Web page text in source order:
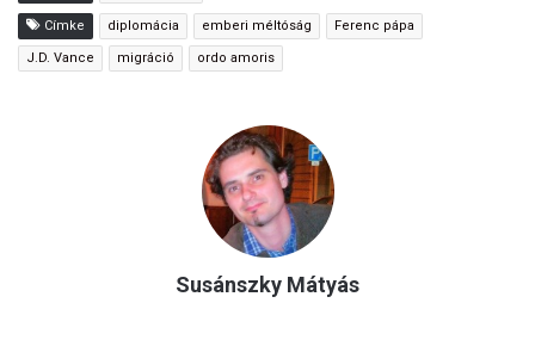
Címke diplomácia emberi méltóság Ferenc pápa
J.D. Vance migráció ordo amoris
Susánszky Mátyás